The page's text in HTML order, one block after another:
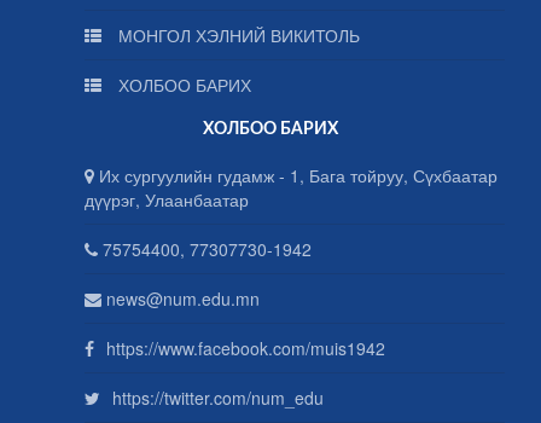
МОНГОЛ ХЭЛНИЙ ВИКИТОЛЬ
ХОЛБОО БАРИХ
ХОЛБОО БАРИХ
Их сургуулийн гудамж - 1, Бага тойруу, Сүхбаатар
дүүрэг, Улаанбаатар
75754400, 77307730-1942
news@num.edu.mn
https://www.facebook.com/muis1942
https://twitter.com/num_edu